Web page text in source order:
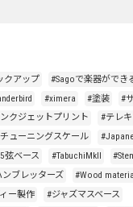
クアップ #Sagoで楽器ができ
#ximera #塗装 #
クジェットプリント #テレ
ューニングスケール
弦ベース #TabuchiMkII
ブレッターズ
#Wood
ー製作
#ジャズマスベース